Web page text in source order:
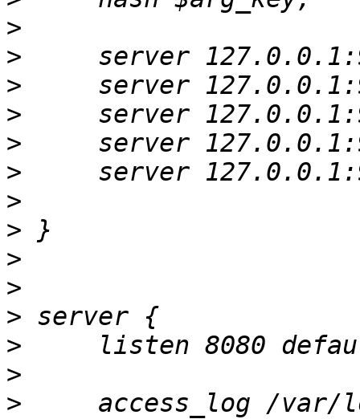
>
>
>
>
>
>
>
>
>
>
>
>
>
>
access_log /var/